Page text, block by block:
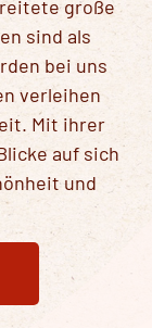
große
sind als
bei uns
verleihen
Mit ihrer
auf sich
und